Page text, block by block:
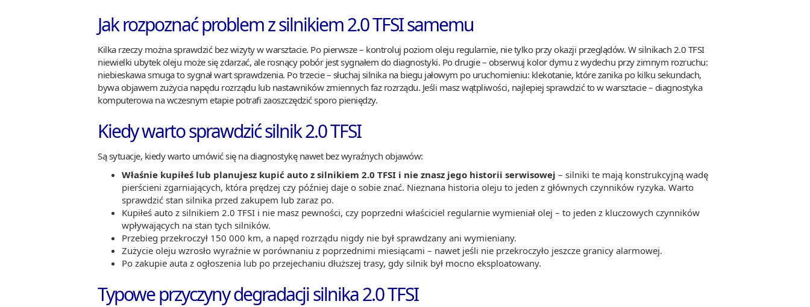
Jak rozpoznać problem z silnikiem 2.0 TFSI samemu
Kilka rzeczy można sprawdzić bez wizyty w warsztacie. Po pierwsze – kontroluj poziom oleju regularnie, nie tylko przy okazji przeglądów. W silnikach 2.0 TFSI
niewielki ubytek oleju może się zdarzać, ale rosnący pobór jest sygnałem do diagnostyki. Po drugie – obserwuj kolor dymu z wydechu przy zimnym rozruchu:
niebieskawa smuga to sygnał wart sprawdzenia. Po trzecie – słuchaj silnika na biegu jałowym po uruchomieniu: klekotanie, które zanika po kilku sekundach,
bywa objawem zużycia napędu rozrządu lub nastawników zmiennych faz rozrządu. Jeśli masz wątpliwości, najlepiej sprawdzić to w warsztacie – diagnostyka
komputerowa na wczesnym etapie potrafi zaoszczędzić sporo pieniędzy.
Kiedy warto sprawdzić silnik 2.0 TFSI
Są sytuacje, kiedy warto umówić się na diagnostykę nawet bez wyraźnych objawów:
Właśnie kupiłeś lub planujesz kupić auto z silnikiem 2.0 TFSI i nie znasz jego historii serwisowej – silniki te mają konstrukcyjną wadę
pierścieni zgarniających, która prędzej czy później daje o sobie znać. Nieznana historia oleju to jeden z głównych czynników ryzyka. Warto
sprawdzić stan silnika przed zakupem lub zaraz po.
Kupiłeś auto z silnikiem 2.0 TFSI i nie masz pewności, czy poprzedni właściciel regularnie wymieniał olej – to jeden z kluczowych czynników
wpływających na stan tych silników.
Przebieg przekroczył 150 000 km, a napęd rozrządu nigdy nie był sprawdzany ani wymieniany.
Zużycie oleju wzrosło wyraźnie w porównaniu z poprzednimi miesiącami – nawet jeśli nie przekroczyło jeszcze granicy alarmowej.
Po zakupie auta z ogłoszenia lub po przejechaniu dłuższej trasy, gdy silnik był mocno eksploatowany.
Typowe przyczyny degradacji silnika 2.0 TFSI